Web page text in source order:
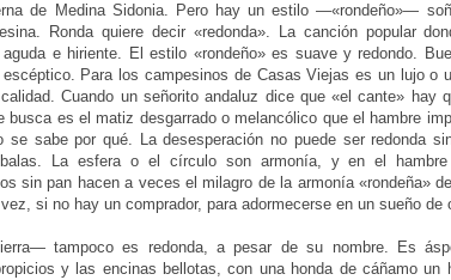
de Medina Sidonia. Pero hay un estilo —«rondeño»—
Ronda quiere decir «redonda». La canción popular
e hiriente. El estilo «rondeño» es suave y redondo.
Para los campesinos de Casas Viejas es un lujo o
Cuando un señorito andaluz dice que «el cante» hay
busca es el matiz desgarrado o melancólico que el hambre
se sabe por qué. La desesperación no puede ser redonda
La esfera o el círculo son armonía, y en el
sin pan hacen a veces el milagro de la armonía «rondeña»
si no hay un comprador, para adormecerse en un sueño de
tampoco es redonda, a pesar de su nombre. Es
y las encinas bellotas, con una honda de cáñamo un